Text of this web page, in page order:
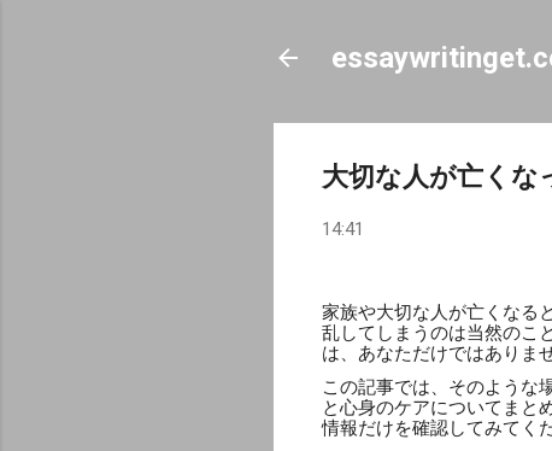
大切な人が亡くな
14:41
家族や大切な人が亡くなる
乱してしまうのは当然のこ
は、あなただけではありませ
この記事では、そのような
と心身のケアについてまと
情報だけを確認してみてく